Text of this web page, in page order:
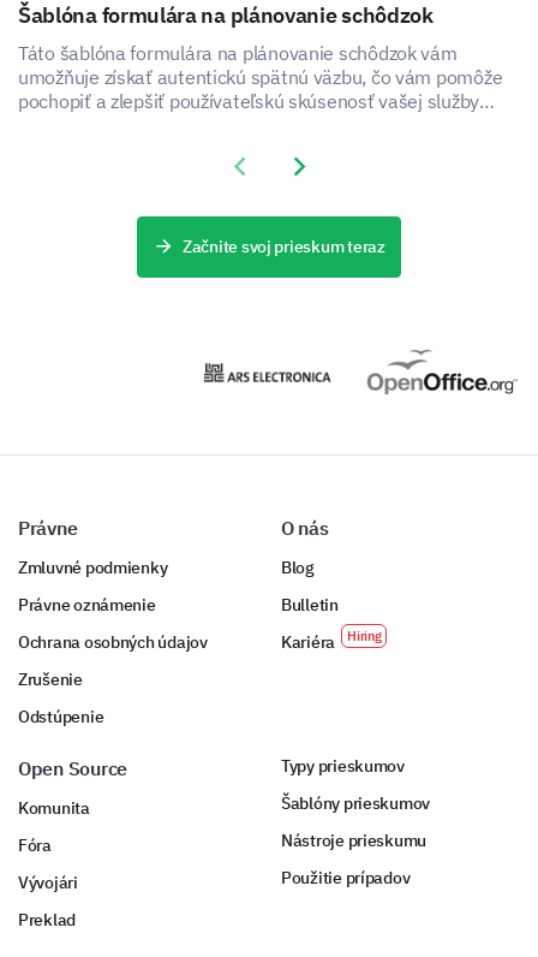
Šablóna formulára na plánovanie schôdzok
Táto šablóna formulára na plánovanie schôdzok vám
umožňuje získať autentickú spätnú väzbu, čo vám pomôže
pochopiť a zlepšiť používateľskú skúsenosť vašej služby
Previous slide
Next slide
Začnite svoj prieskum teraz
Právne
Zmluvné podmienky
Právne oznámenie
Ochrana osobných údajov
Zrušenie
Odstúpenie
O nás
Blog
Bulletin
Kariéra
Open Source
Komunita
Fóra
Vývojári
Preklad
Typy prieskumov
Šablóny prieskumov
Nástroje prieskumu
Použitie prípadov